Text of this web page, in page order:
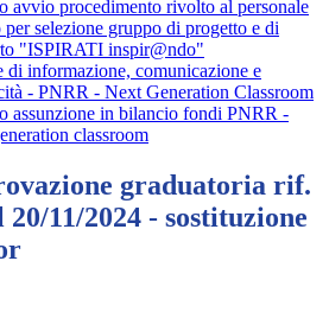
avvio procedimento rivolto al personale
per selezione gruppo di progetto e di
"ISPIRATI inspir@ndo"
di informazione, comunicazione e
- PNRR - Next Generation Classroom
assunzione in bilancio fondi PNRR -
classroom
graduatoria rif.
20/11/2024 - sostituzione